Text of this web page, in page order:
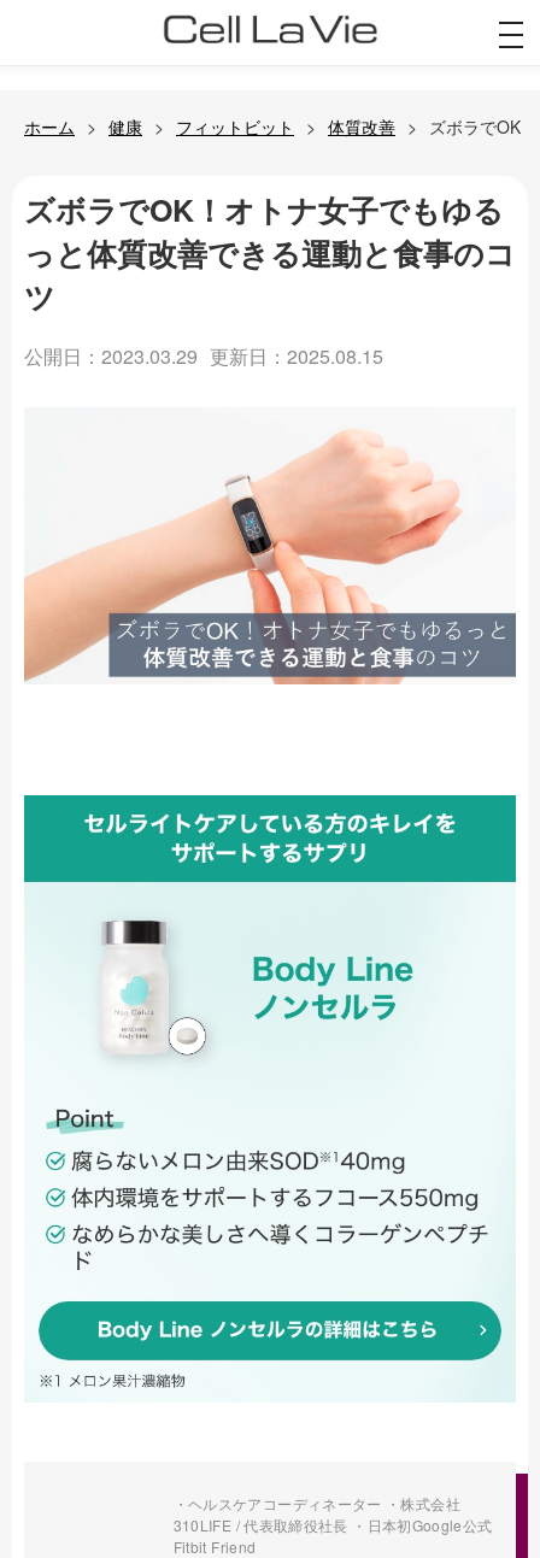
ホーム 健康 フィットビット 体質改善 ズボラでOK
ズボラでOK！オトナ女子でもゆる
っと体質改善できる運動と食事のコ
ツ
公開日：2023.03.29 更新日：2025.08.15
・ヘルスケアコーディネーター ・株式会社
310LIFE / 代表取締役社長 ・日本初Google公式
Fitbit Friend